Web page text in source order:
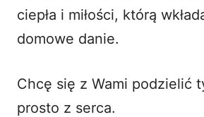
ciepła i miłości, którą
domowe danie.
Chcę się z Wami podzielić
prosto z serca.